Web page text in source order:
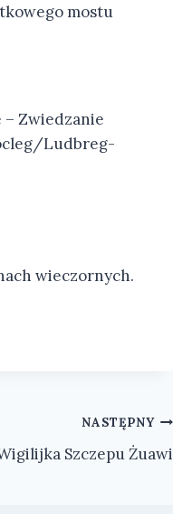
mostu
– Zwiedzanie
Ludbreg-
wieczornych.
NASTĘPNY
Szczepu Żuawi